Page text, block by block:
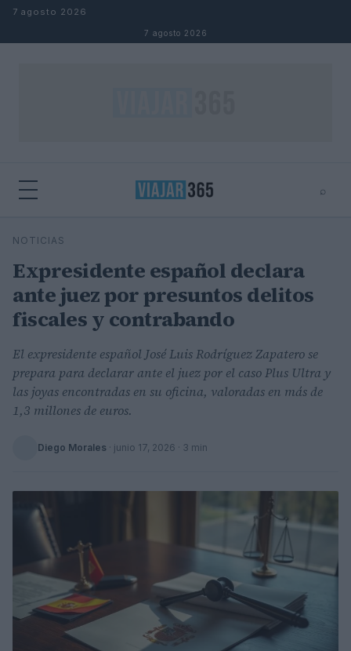
Saltar al contenido
7 agosto 2026
7 agosto 2026
⌕
Buscar
NOTICIAS
Expresidente español declara
ante juez por presuntos delitos
fiscales y contrabando
El expresidente español José Luis Rodríguez Zapatero se
prepara para declarar ante el juez por el caso Plus Ultra y
las joyas encontradas en su oficina, valoradas en más de
1,3 millones de euros.
Diego Morales · junio 17, 2026 · 3 min